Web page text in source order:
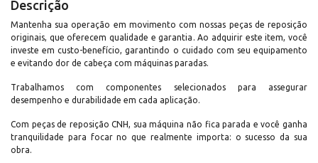
Descrição
Mantenha sua operação em movimento com nossas peças de reposição
originais, que oferecem qualidade e garantia. Ao adquirir este item, você
investe em custo-benefício, garantindo o cuidado com seu equipamento
e evitando dor de cabeça com máquinas paradas.
Trabalhamos com componentes selecionados para assegurar
desempenho e durabilidade em cada aplicação.
Com peças de reposição CNH, sua máquina não fica parada e você ganha
tranquilidade para focar no que realmente importa: o sucesso da sua
obra.